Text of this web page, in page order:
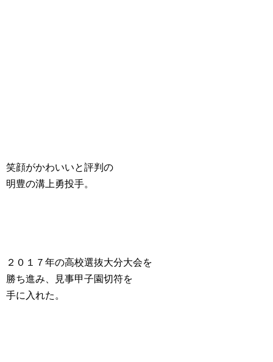
笑顔がかわいいと評判の
明豊の溝上勇投手。
２０１７年の高校選抜大分大会を
勝ち進み、見事甲子園切符を
手に入れた。